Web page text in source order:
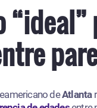
“ideal”
deAtlanta